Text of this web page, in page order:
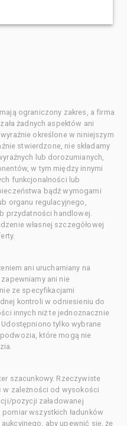
ograniczony zakres, a firma
żadnych aspektów ani
określone w niniejszym
stwierdzone, nie składamy
lub dorozumianych,
w tym między innymi
funkcjonalności lub
bądź wymogami
organu regulacyjnego,
przydatności handlowej.
własnej szczegółowej
ani uruchamiany na
ani nie
ze specyfikacjami
kontroli w odniesieniu do
innych niż te jednoznacznie
tylko wybrane
które mogą nie
szacunkowy. Rzeczywiste
w zależności od wysokości
pozycji załadowanej
wszystkich ładunków
aby upewnić się, że